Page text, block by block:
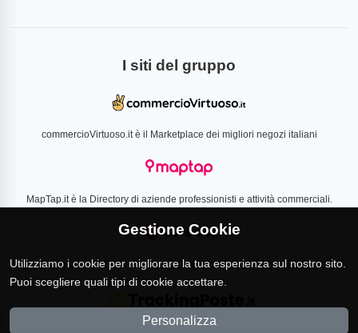
I siti del gruppo
commercioVirtuoso.it è il Marketplace dei migliori negozi italiani
MapTap.it è la Directory di aziende professionisti e attività commerciali.
Loverlist.com è il comparatore di prezzo CSS certificato Google
Gestione Cookie
Utilizziamo i cookie per migliorare la tua esperienza sul nostro sito.
Puoi scegliere quali tipi di cookie accettare.
Personalizza